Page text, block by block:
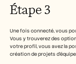
Étape 3
Une fois connecté, vous
Vous y trouverez des
votre profil, vous avez la
création de projets